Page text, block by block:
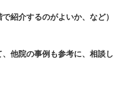
紹介するのがよいか、など）
他院の事例も参考に、相談し